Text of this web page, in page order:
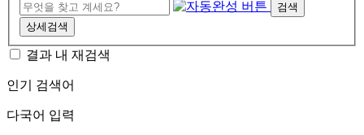
검색
상세검색
결과 내 재검색
인기 검색어
다국어 입력